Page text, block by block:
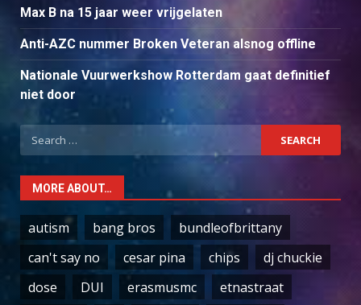
Max B na 15 jaar weer vrijgelaten
Anti-AZC nummer Broken Veteran alsnog offline
Nationale Vuurwerkshow Rotterdam gaat definitief
niet door
Search
for:
MORE ABOUT…
autism bang bros
bundleofbrittany
can't say no
cesar pina chips
dj chuckie
dose
DUI erasmusmc
etnastraat